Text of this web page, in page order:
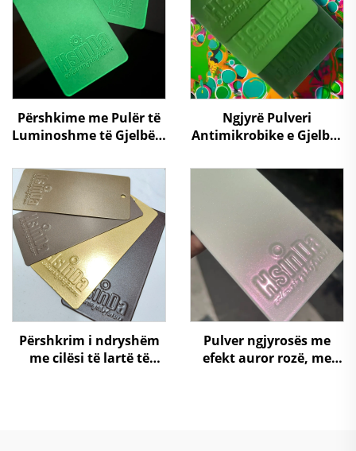
Përshkime me Pulër të
Luminoshme të Gjelbërt
Elektrostatik që
Shkëlqejnë në Errësirë
Ngjyrë Pulveri
Antimikrobike e Gjelbër
dhe Mbrojtje të Gjatë
Kohësh
Përshkrim i ndryshëm
me cilësi të lartë të
Pulver ngjyrosës me
efekt auror rozë, me